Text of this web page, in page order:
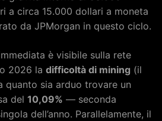
a circa 15.000 dollari a moneta
da JPMorgan in questo ciclo.
è visibile sulla rete
2026 la difficoltà di mining (il
quanto sia arduo trovare un
del 10,09% — seconda
dell’anno. Parallelamente, il